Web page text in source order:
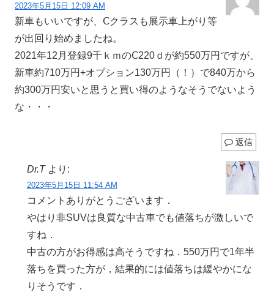
2023年5月15日 12:09 AM
新車もいいですが、Ⅽクラスも展示車上がり等
が出回り始めましたね。
2021年12月登録9千ｋｍのⅭ220ｄが約550万円ですが、
新車約710万円+オプション130万円（！）で840万から
約300万円安いと思うと買い得のようなそうでないよう
な・・・
返信
Dr.T より:
2023年5月15日 11:54 AM
コメントありがとうございます．
やはり非SUVは良質な中古車でも値落ちが激しいで
すね．
中古の方がお得感は高そうですね．550万円で1年半
落ちを買った方が，結果的には値落ちは緩やかにな
りそうです．